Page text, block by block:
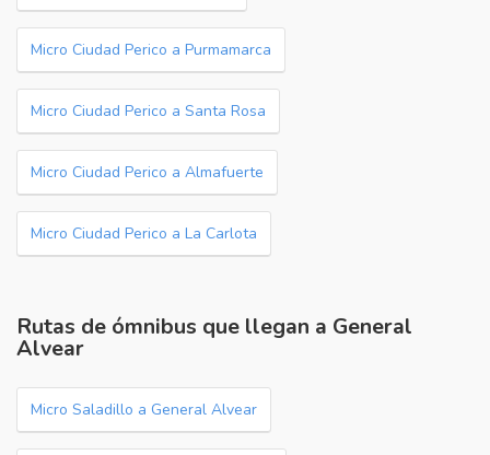
Micro Ciudad Perico a Purmamarca
Micro Ciudad Perico a Santa Rosa
Micro Ciudad Perico a Almafuerte
Micro Ciudad Perico a La Carlota
Rutas de ómnibus que llegan a General
Alvear
Micro Saladillo a General Alvear